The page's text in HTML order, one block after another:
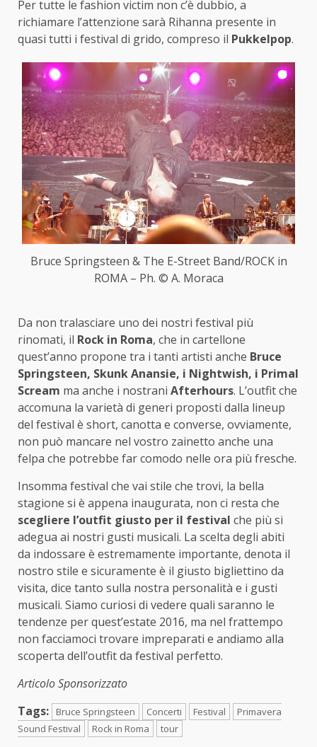
Per tutte le fashion victim non c’è dubbio, a
richiamare l’attenzione sarà Rihanna presente in
quasi tutti i festival di grido, compreso il Pukkelpop.
Bruce Springsteen & The E-Street Band/ROCK in
ROMA – Ph. © A. Moraca
Da non tralasciare uno dei nostri festival più
rinomati, il Rock in Roma, che in cartellone
quest’anno propone tra i tanti artisti anche Bruce
Springsteen, Skunk Anansie, i Nightwish, i Primal
Scream ma anche i nostrani Afterhours. L’outfit che
accomuna la varietà di generi proposti dalla lineup
del festival è short, canotta e converse, ovviamente,
non può mancare nel vostro zainetto anche una
felpa che potrebbe far comodo nelle ora più fresche.
Insomma festival che vai stile che trovi, la bella
stagione si è appena inaugurata, non ci resta che
scegliere l’outfit giusto per il festival che più si
adegua ai nostri gusti musicali. La scelta degli abiti
da indossare è estremamente importante, denota il
nostro stile e sicuramente è il giusto bigliettino da
visita, dice tanto sulla nostra personalità e i gusti
musicali. Siamo curiosi di vedere quali saranno le
tendenze per quest’estate 2016, ma nel frattempo
non facciamoci trovare impreparati e andiamo alla
scoperta dell’outfit da festival perfetto.
Articolo Sponsorizzato
Tags:
Bruce Springsteen Concerti Festival
Primavera
Sound Festival
Rock in Roma tour